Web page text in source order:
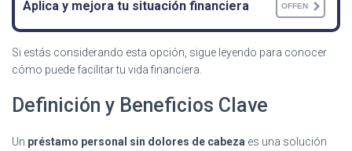
Aplica y mejora tu situación financiera OFFEN
Si estás considerando esta opción, sigue leyendo para conocer
cómo puede facilitar tu vida financiera.
Definición y Beneficios Clave
Un préstamo personal sin dolores de cabeza es una solución